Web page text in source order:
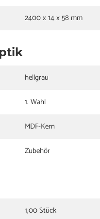
2400 x 14 x 58 mm
hellgrau
1. Wahl
MDF-Kern
Zubehör
1,00 Stück